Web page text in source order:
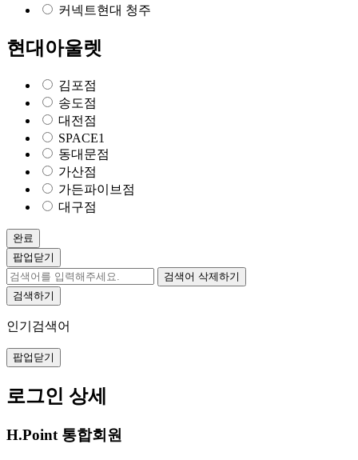
커넥트현대 청주
현대아울렛
김포점
송도점
대전점
SPACE1
동대문점
가산점
가든파이브점
대구점
완료
팝업닫기
검색어 삭제하기
검색하기
인기검색어
팝업닫기
로그인 상세
H.Point 통합회원